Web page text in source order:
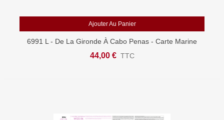
Ajouter Au Panier
6991 L - De La Gironde À Cabo Penas - Carte Marine
Shom Papier
44,00 € TTC